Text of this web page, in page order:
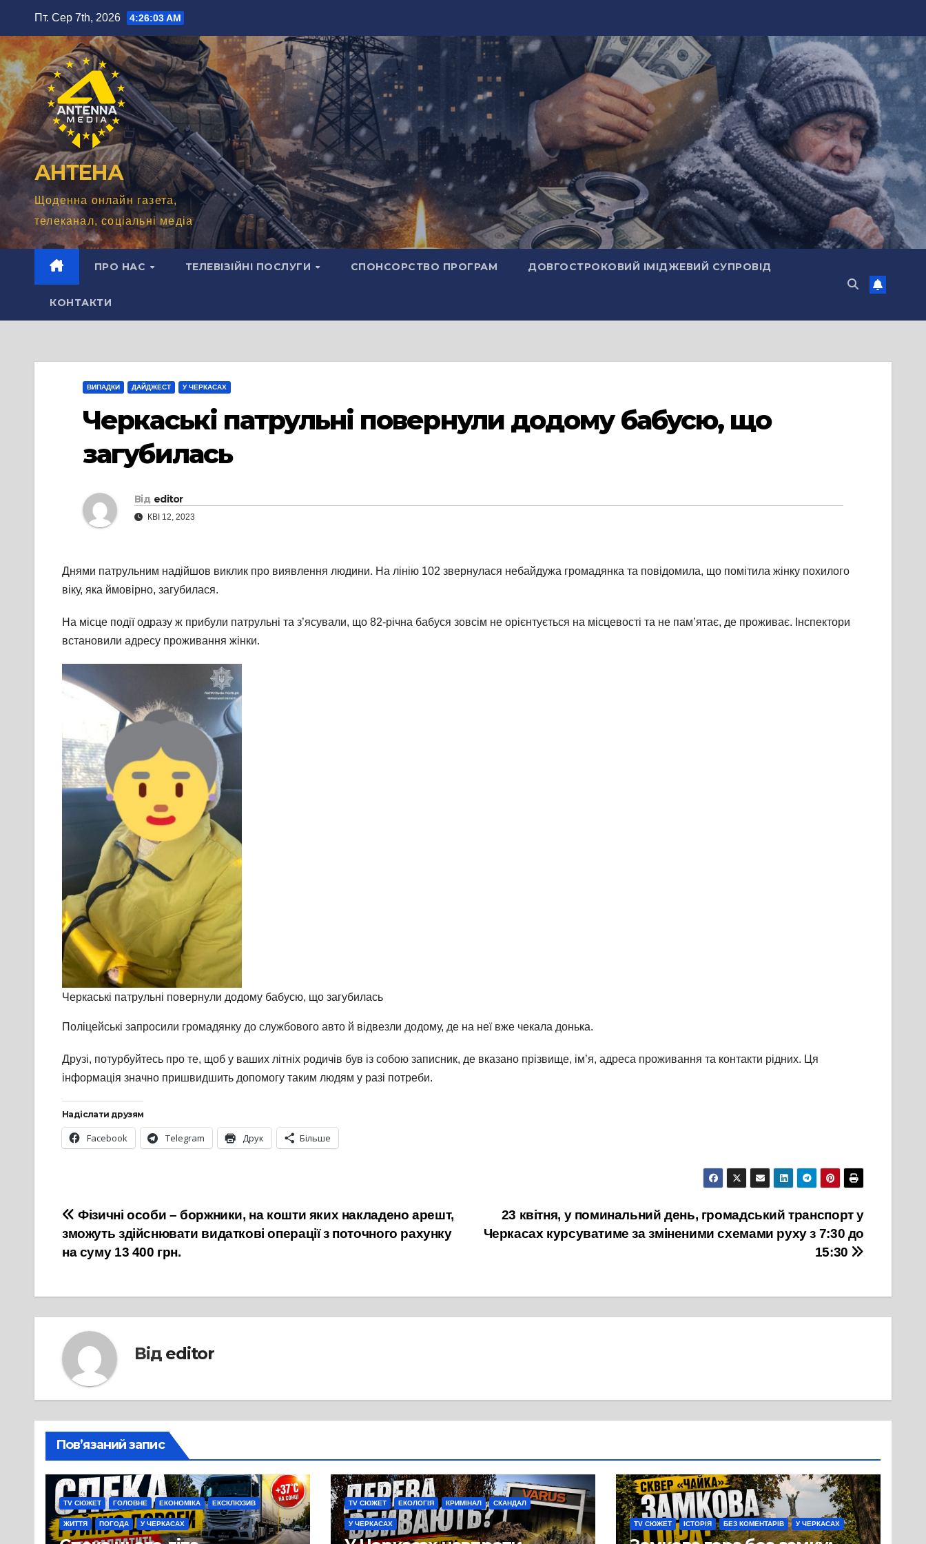
вмісту
Пт. Сер 7th, 2026 4:26:04 AM
АНТЕНА
Щоденна онлайн газета,
телеканал, соціальні медіа
ПРО НАС ТЕЛЕВІЗІЙНІ ПОСЛУГИ СПОНСОРСТВО ПРОГРАМ ДОВГОСТРОКОВИЙ ІМІДЖЕВИЙ СУПРОВІД
КОНТАКТИ
ВИПАДКИ ДАЙДЖЕСТ У ЧЕРКАСАХ
Черкаські патрульні повернули додому бабусю, що
загубилась
Від editor
КВІ 12, 2023
Днями патрульним надійшов виклик про виявлення людини. На лінію 102 звернулася небайдужа громадянка та повідомила, що помітила жінку похилого
віку, яка ймовірно, загубилася.
На місце події одразу ж прибули патрульні та з’ясували, що 82-річна бабуся зовсім не орієнтується на місцевості та не пам’ятає, де проживає. Інспектори
встановили адресу проживання жінки.
Черкаські патрульні повернули додому бабусю, що загубилась
Поліцейські запросили громадянку до службового авто й відвезли додому, де на неї вже чекала донька.
Друзі, потурбуйтесь про те, щоб у ваших літніх родичів був із собою записник, де вказано прізвище, ім’я, адреса проживання та контакти рідних. Ця
інформація значно пришвидшить допомогу таким людям у разі потреби.
Надіслати друзям
Facebook Telegram Друк Більше
Навігація
записів
23 квітня, у поминальний день, громадський транспорт у
Черкасах курсуватиме за зміненими схемами руху з 7:30 до
15:30
Фізичні особи – боржники, на кошти яких накладено арешт,
зможуть здійснювати видаткові операції з поточного рахунку
на суму 13 400 грн.
Від editor
Пов’язаний запис
TV СЮЖЕТ ГОЛОВНЕ ЕКОНОМІКА ЕКСКЛЮЗИВ
ЖИТТЯ ПОГОДА У ЧЕРКАСАХ
TV СЮЖЕТ ЕКОЛОГІЯ КРИМІНАЛ СКАНДАЛ
У ЧЕРКАСАХ TV СЮЖЕТ ІСТОРІЯ БЕЗ КОМЕНТАРІВ У ЧЕРКАСАХ